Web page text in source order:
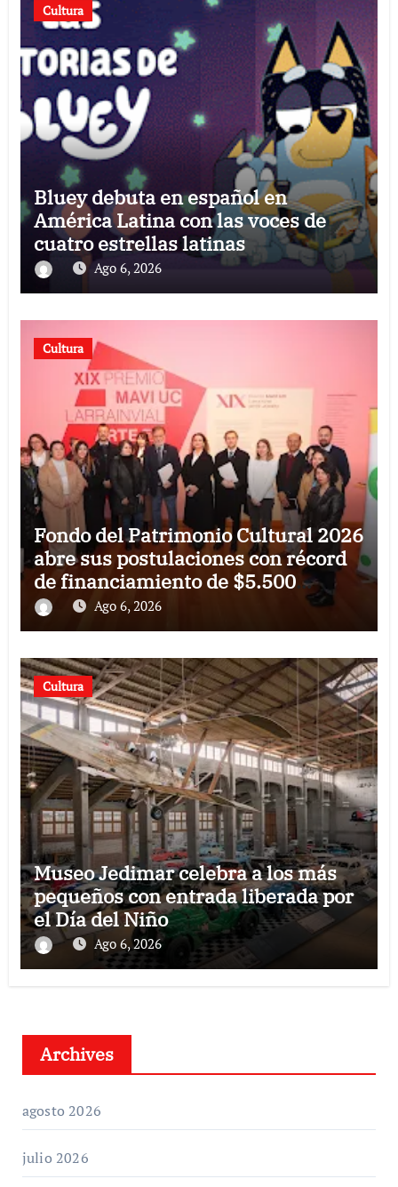
Cultura
Bluey debuta en español en
América Latina con las voces de
cuatro estrellas latinas
Ago 6, 2026
Cultura
Fondo del Patrimonio Cultural 2026
abre sus postulaciones con récord
de financiamiento de $5.500
millonesAgo 6, 2026
Cultura
Museo Jedimar celebra a los más
pequeños con entrada liberada por
el Día del Niño
Ago 6, 2026
Archives
agosto 2026
julio 2026